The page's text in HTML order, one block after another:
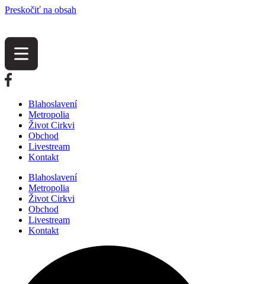
Preskočiť na obsah
Blahoslavení
Metropolia
Život Cirkvi
Obchod
Livestream
Kontakt
Blahoslavení
Metropolia
Život Cirkvi
Obchod
Livestream
Kontakt